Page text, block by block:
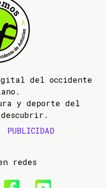
del occidente
y deporte del
PUBLICIDAD
redes